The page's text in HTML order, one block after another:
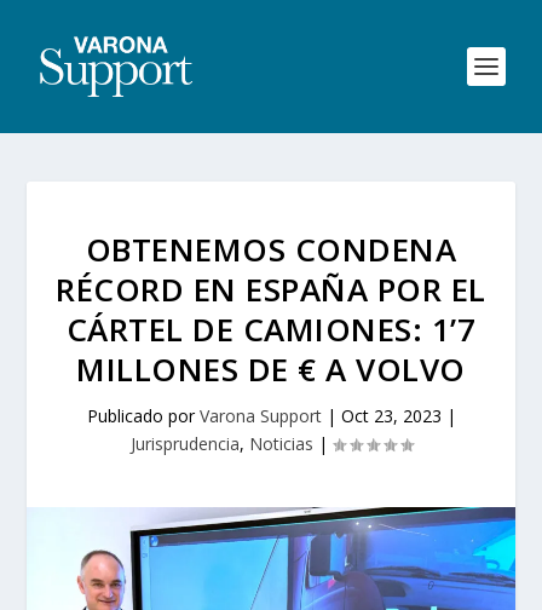
OBTENEMOS CONDENA
RÉCORD EN ESPAÑA POR EL
CÁRTEL DE CAMIONES: 1’7
MILLONES DE € A VOLVO
Publicado porVarona Support| Oct 23, 2023 |
Jurisprudencia, Noticias |